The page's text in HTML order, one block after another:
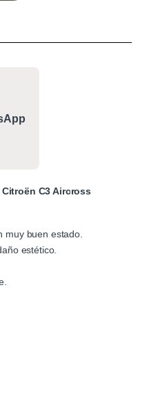
C3 Aircross
muy buen estado.
estético.